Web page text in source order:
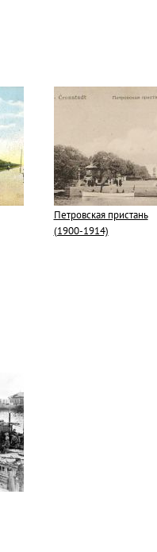
Петровская пристань
(1900-1914)